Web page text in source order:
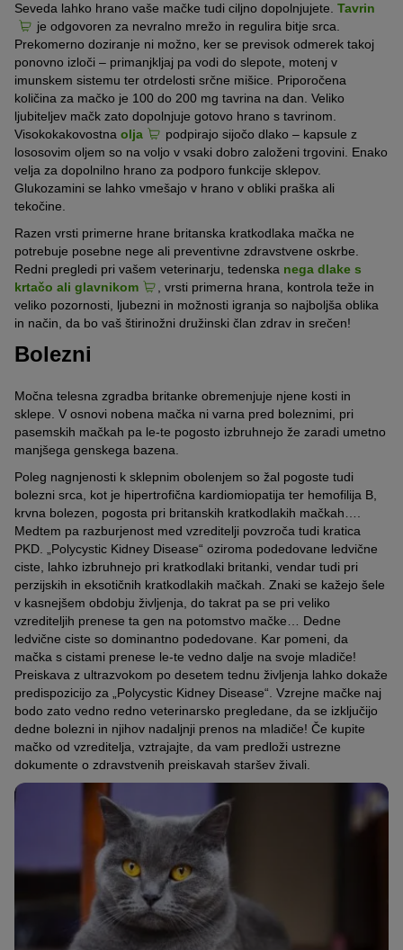
Seveda lahko hrano vaše mačke tudi ciljno dopolnjujete. Tavrin
je odgovoren za nevralno mrežo in regulira bitje srca.
Prekomerno doziranje ni možno, ker se previsok odmerek takoj
ponovno izloči – primanjkljaj pa vodi do slepote, motenj v
imunskem sistemu ter otrdelosti srčne mišice. Priporočena
količina za mačko je 100 do 200 mg tavrina na dan. Veliko
ljubiteljev mačk zato dopolnjuje gotovo hrano s tavrinom.
Visokokakovostna olja
podpirajo sijočo dlako – kapsule z
lososovim oljem so na voljo v vsaki dobro založeni trgovini. Enako
velja za dopolnilno hrano za podporo funkcije sklepov.
Glukozamini se lahko vmešajo v hrano v obliki praška ali
tekočine.
Razen vrsti primerne hrane britanska kratkodlaka mačka ne
potrebuje posebne nege ali preventivne zdravstvene oskrbe.
Redni pregledi pri vašem veterinarju, tedenska nega dlake s
krtačo ali glavnikom
, vrsti primerna hrana, kontrola teže in
veliko pozornosti, ljubezni in možnosti igranja so najboljša oblika
in način, da bo vaš štirinožni družinski član zdrav in srečen!
Bolezni
Močna telesna zgradba britanke obremenjuje njene kosti in
sklepe. V osnovi nobena mačka ni varna pred boleznimi, pri
pasemskih mačkah pa le-te pogosto izbruhnejo že zaradi umetno
manjšega genskega bazena.
Poleg nagnjenosti k sklepnim obolenjem so žal pogoste tudi
bolezni srca, kot je hipertrofična kardiomiopatija ter hemofilija B,
krvna bolezen, pogosta pri britanskih kratkodlakih mačkah….
Medtem pa razburjenost med vzreditelji povzroča tudi kratica
PKD. „Polycystic Kidney Disease“ oziroma podedovane ledvične
ciste, lahko izbruhnejo pri kratkodlaki britanki, vendar tudi pri
perzijskih in eksotičnih kratkodlakih mačkah. Znaki se kažejo šele
v kasnejšem obdobju življenja, do takrat pa se pri veliko
vzrediteljih prenese ta gen na potomstvo mačke… Dedne
ledvične ciste so dominantno podedovane. Kar pomeni, da
mačka s cistami prenese le-te vedno dalje na svoje mladiče!
Preiskava z ultrazvokom po desetem tednu življenja lahko dokaže
predispozicijo za „Polycystic Kidney Disease“. Vzrejne mačke naj
bodo zato vedno redno veterinarsko pregledane, da se izključijo
dedne bolezni in njihov nadaljnji prenos na mladiče! Če kupite
mačko od vzreditelja, vztrajajte, da vam predloži ustrezne
dokumente o zdravstvenih preiskavah staršev živali.